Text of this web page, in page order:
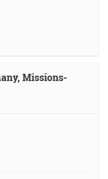
Missions-